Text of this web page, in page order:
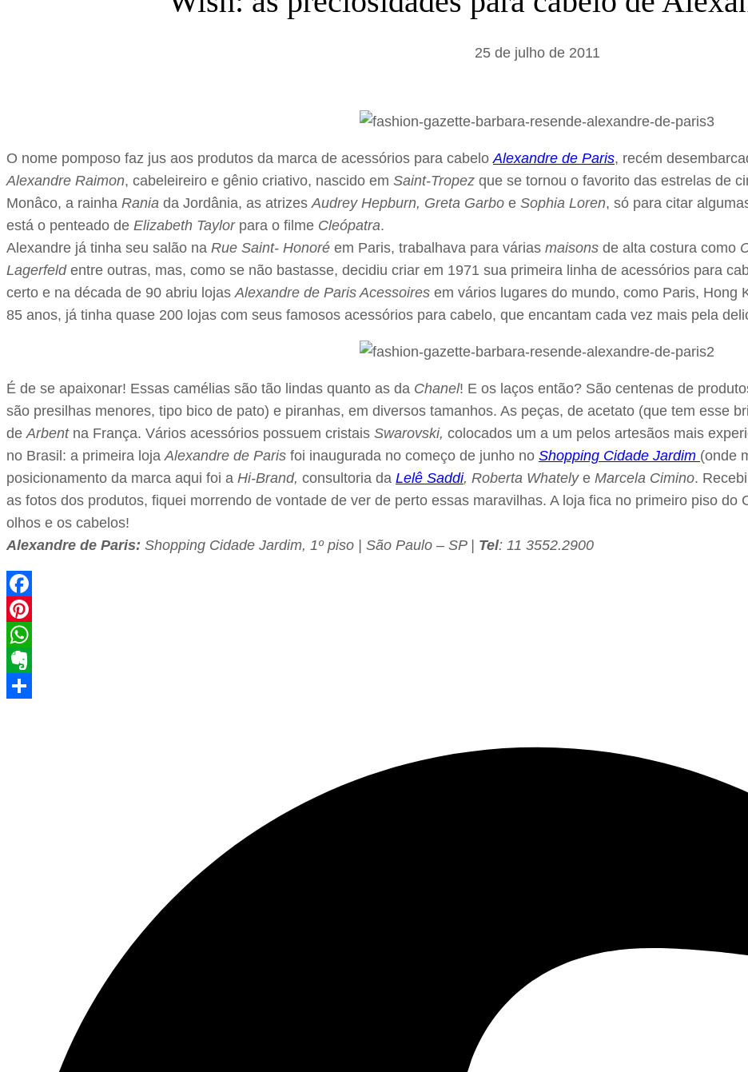
a
25 de julho de 2011
O nome pomposo faz jus aos produtos da marca de acessórios para cabelo Alexandre de Paris, recém
Alexandre Raimon, cabeleireiro e gênio criativo, nascido em Saint-Tropez que se tornou o favorito das estrelas de
Monâco, a rainha Rania da Jordânia, as atrizes Audrey Hepburn, Greta Garbo e Sophia Loren, só para citar
está o penteado de Elizabeth Taylorpara o filme Cleópatra.
Alexandre já tinha seu salão na Rue Saint- Honoré em Paris, trabalhava para várias maisons de alta costura como
Lagerfeld entre outras, mas, como se não bastasse, decidiu criar em 1971 sua primeira linha de acessórios para
certo e na década de 90 abriu lojas Alexandre de Paris Acessoires em vários lugares do mundo, como Paris, Hong
85 anos, já tinha quase 200 lojas com seus famosos acessórios para cabelo, que encantam cada vez mais pela
É de se apaixonar! Essas camélias são tão lindas quanto as da Chanel! E os laços então? São centenas de
são presilhas menores, tipo bico de pato) e piranhas, em diversos tamanhos. As peças, de acetato (que tem esse
de Arbentna França. Vários acessórios possuem cristais Swarovski, colocados um a um pelos artesãos mais
no Brasil: a primeira loja Alexandre de Paris foi inaugurada no começo de junho no Shopping Cidade Jardim (onde
posicionamento da marca aqui foi a Hi-Brand, consultoria da Lelê Saddi, Roberta Whatelye Marcela Cimino.
as fotos dos produtos, fiquei morrendo de vontade de ver de perto essas maravilhas. A loja fica no primeiro piso
olhos e os cabelos!
Alexandre de Paris: Shopping Cidade Jardim, 1º piso | São Paulo – SP | Tel: 11 3552.2900
Facebook
Pinterest
WhatsApp
Evernote